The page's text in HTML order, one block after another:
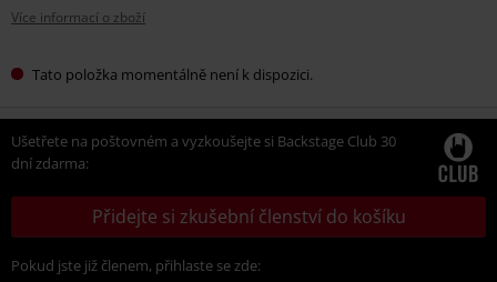
Více informací o zboží
Tato položka momentálně není k dispozici.
Ušetřete na poštovném a vyzkoušejte si Backstage Club 30
dní zdarma:
Přidejte si zkušební členství do košíku
Pokud jste již členem, přihlaste se zde: